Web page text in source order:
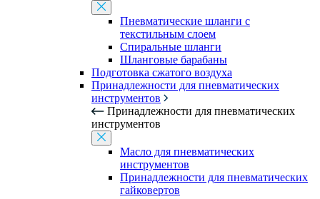
Пневматические шланги с
текстильным слоем
Спиральные шланги
Шланговые барабаны
Подготовка сжатого воздуха
Принадлежности для пневматических
инструментов
Принадлежности для пневматических
инструментов
Масло для пневматических
инструментов
Принадлежности для пневматических
гайковертов